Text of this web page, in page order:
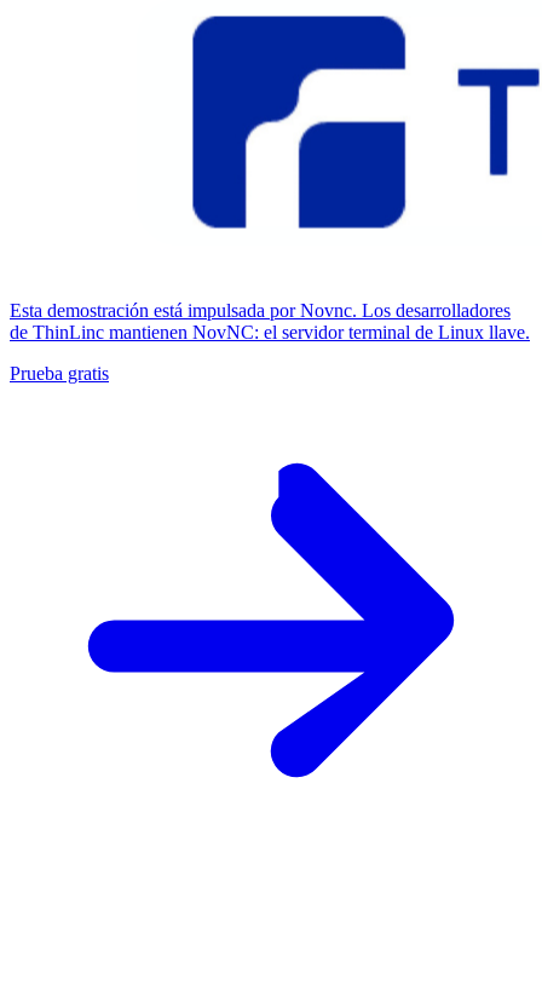
Esta demostración está impulsada por Novnc. Los desarrolladores
de ThinLinc mantienen NovNC: el servidor terminal de Linux llave.
Prueba gratis